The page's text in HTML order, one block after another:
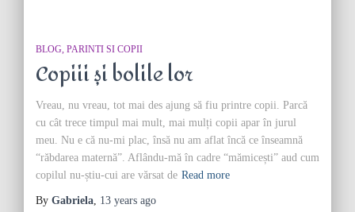
BLOG PARINTI SI COPII
Copiii și bolile lor
Vreau, nu vreau, tot mai des ajung să fiu printre copii. Parcă
cu cât trece timpul mai mult, mai mulți copii apar în jurul
meu. Nu e că nu-mi plac, însă nu am aflat încă ce înseamnă
“răbdarea maternă”. Aflându-mă în cadre “mămicești” aud cum
copilul nu-știu-cui are vărsat de Read more
By Gabriela 13 years ago